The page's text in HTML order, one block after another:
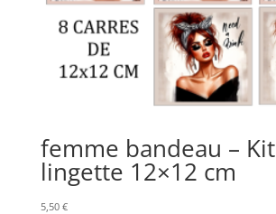
femme bandeau – Kit
lingette 12×12 cm
5,50 €